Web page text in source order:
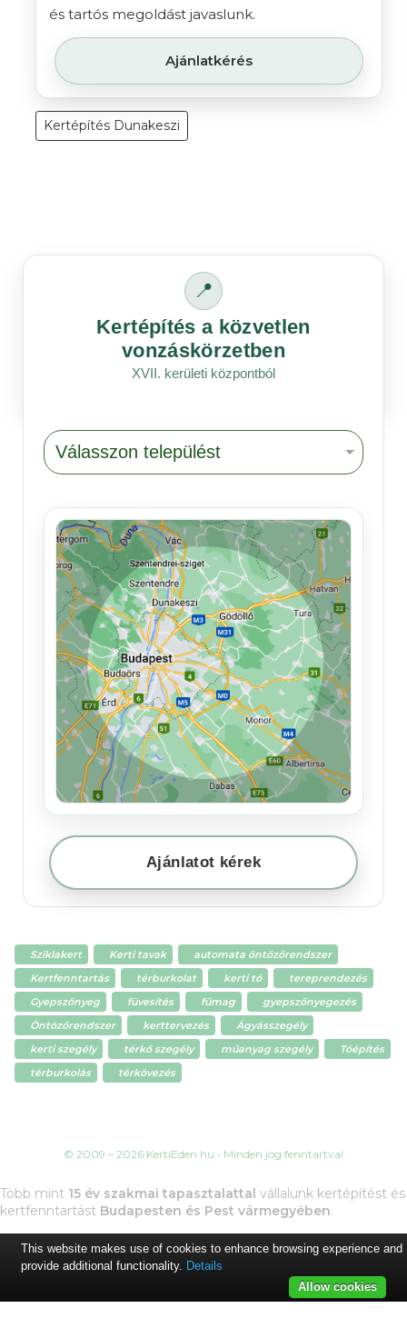
és tartós megoldást javaslunk.
Ajánlatkérés
Kertépítés Dunakeszi
📍
Kertépítés a közvetlen
vonzáskörzetben
XVII. kerületi központból
Ajánlatot kérek
Sziklakert Kerti tavak
automata öntözőrendszer
Kertfenntartás
térburkolat kerti tó
tereprendezés
Gyepszőnyeg
füvesítés fűmag
gyepszőnyegezés
Öntözőrendszer
kerttervezés
Ágyásszegély
kerti szegély
térkő szegély műanyag szegély
Tóépítés
térburkolás
térkövezés
© 2009 – 2026 KertiEden.hu • Minden jog fenntartva!
Több mint 15 év szakmai tapasztalattal vállalunk kertépítést és
kertfenntartást Budapesten és Pest vármegyében.
This website makes use of cookies to enhance browsing experience and
provide additional functionality. Details
Allow cookies